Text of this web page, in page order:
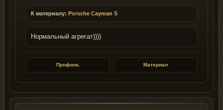
К материалу: Porsche Cayman S
Нормальный агрегат))))
Профиль Материал